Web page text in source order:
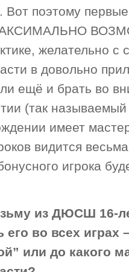
Вот поэтому
желательно с
в довольно
ещё и брать во
(так
имеет
видится
игрока
из ДЮСШ 16-
его во всех играх
или до какого